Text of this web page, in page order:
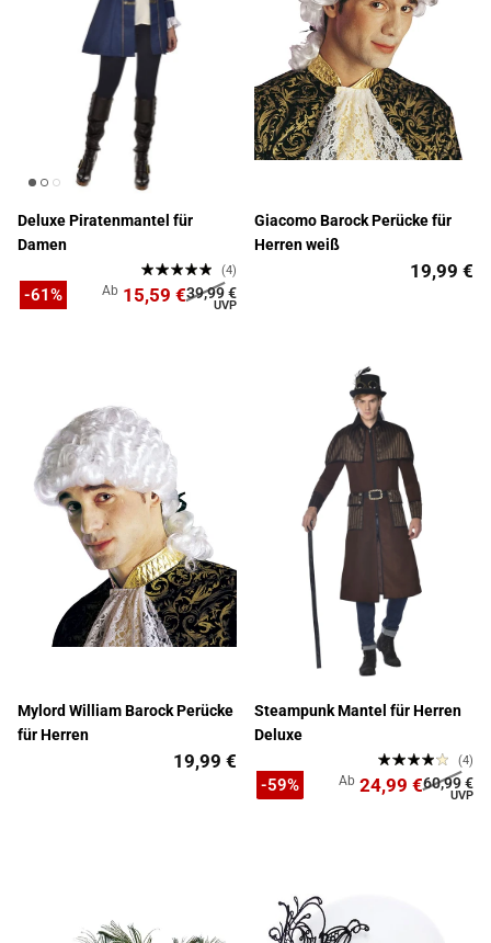
Deluxe Piratenmantel für
Damen
(4)
Ab 15,59 €39,99 €
-61%
Giacomo Barock Perücke für
Herren weiß
19,99 €
Mylord William Barock Perücke
für Herren
19,99 €
Steampunk Mantel für Herren
Deluxe
(4)
Ab 24,99 €60,99 €
-59%